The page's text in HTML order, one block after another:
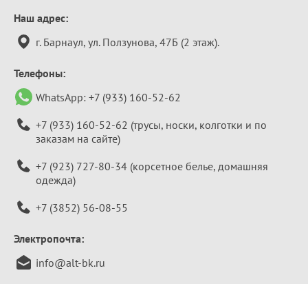
Контактная
информация
Наш адрес:
г. Барнаул, ул. Ползунова, 47Б (2 этаж).
Телефоны:
WhatsApp: +7 (933) 160-52-62
+7 (933) 160-52-62 (трусы, носки, колготки и по
заказам на сайте)
+7 (923) 727-80-34 (корсетное белье, домашняя
одежда)
+7 (3852) 56-08-55
Электропочта:
info@alt-bk.ru